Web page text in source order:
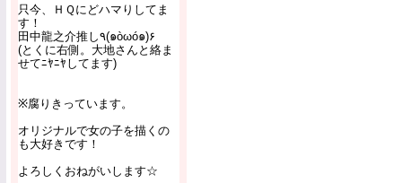
只今、ＨＱにどハマりしてま
す！
田中龍之介推し٩(๑òωó๑)۶
(とくに右側。大地さんと絡ま
せてﾆﾔﾆﾔしてます)
※腐りきっています。
オリジナルで女の子を描くの
も大好きです！
よろしくおねがいします☆